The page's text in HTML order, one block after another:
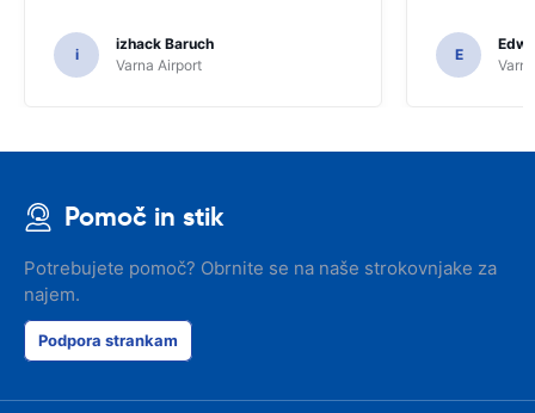
i
izhack Baruch
Varna Airport
E
Pomoč in stik
Potrebujete pomoč? Obrnite se na naše strokovnjake za
najem.
Podpora strankam